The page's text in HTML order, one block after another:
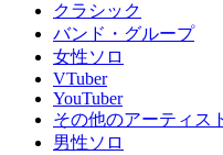
クラシック
バンド・グループ
女性ソロ
VTuber
YouTuber
その他のアーティス
男性ソロ